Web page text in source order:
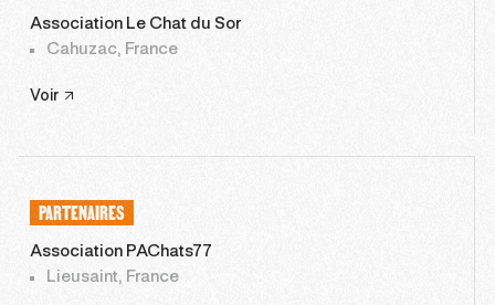
Association Le Chat du Sor
Cahuzac, France
Voir
PARTENAIRES
Association PAChats77
Lieusaint, France